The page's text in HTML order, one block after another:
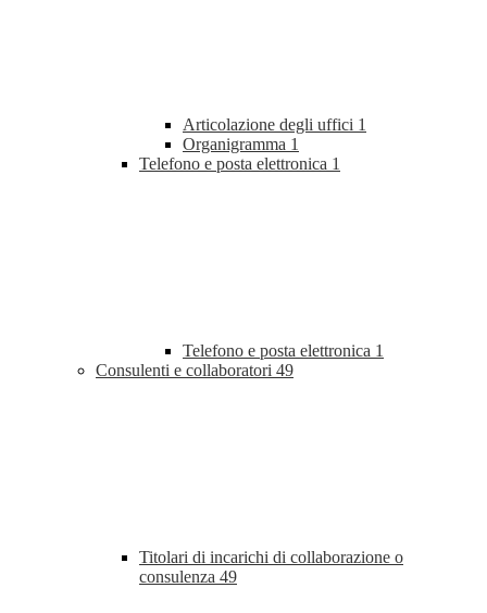
Articolazione degli uffici 1
Organigramma 1
Telefono e posta elettronica 1
Telefono e posta elettronica 1
Consulenti e collaboratori 49
Titolari di incarichi di collaborazione o
consulenza 49